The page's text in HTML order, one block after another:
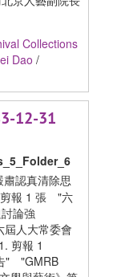
Collections
Dao /
12-31
認真清除思
剪報 1 張 "六
論強
人大常委會
剪報 1
" "GMRB